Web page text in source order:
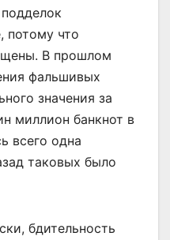
потому что
В прошлом
фальшивых
значения за
миллион банкнот в
всего одна
таковых было
бдительность